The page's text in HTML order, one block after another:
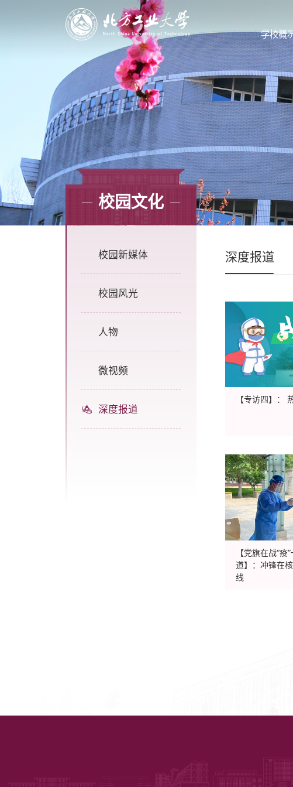
学校概
校园文化
校园新媒体
校园风光
人物
微视频
深度报道
深度报道
【专访四】：
【党旗在战“
道】：冲锋在
线